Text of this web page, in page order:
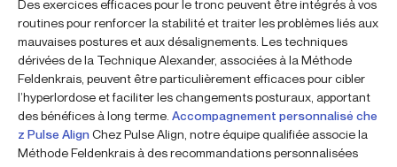
Des exercices efficaces pour le tronc peuvent être intégrés à vos
routines pour renforcer la stabilité et traiter les problèmes liés aux
mauvaises postures et aux désalignements. Les techniques
dérivées de la Technique Alexander, associées à la Méthode
Feldenkrais, peuvent être particulièrement efficaces pour cibler
l’hyperlordose et faciliter les changements posturaux, apportant
des bénéfices à long terme. Accompagnement personnalisé che
z Pulse AlignChez Pulse Align, notre équipe qualifiée associe la
Méthode Feldenkrais à des recommandations personnalisées